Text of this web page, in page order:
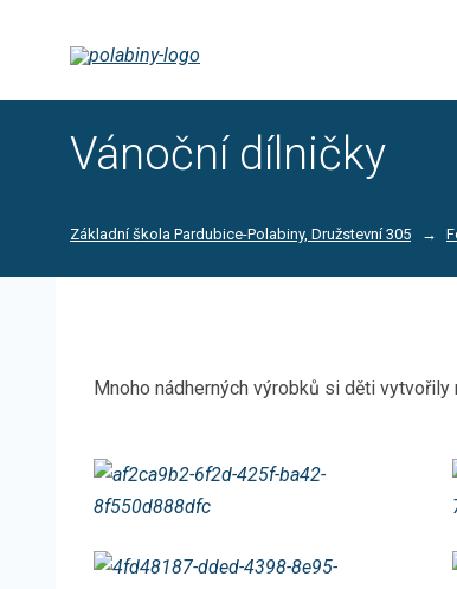
Vánoční dílničky
Základní škola Pardubice-Polabiny, Družstevní 305
Mnoho nádherných výrobků si děti vytvořily